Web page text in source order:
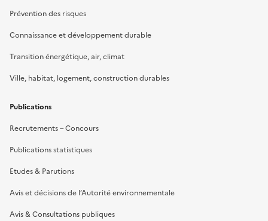
Prévention des risques
Connaissance et développement durable
Transition énergétique, air, climat
Ville, habitat, logement, construction durables
Publications
Recrutements – Concours
Publications statistiques
Etudes & Parutions
Avis et décisions de l’Autorité environnementale
Avis & Consultations publiques